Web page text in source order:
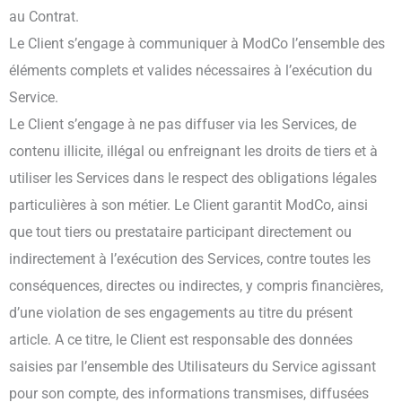
au Contrat.
Le Client s’engage à communiquer à ModCo l’ensemble des
éléments complets et valides nécessaires à l’exécution du
Service.
Le Client s’engage à ne pas diffuser via les Services, de
contenu illicite, illégal ou enfreignant les droits de tiers et à
utiliser les Services dans le respect des obligations légales
particulières à son métier. Le Client garantit ModCo, ainsi
que tout tiers ou prestataire participant directement ou
indirectement à l’exécution des Services, contre toutes les
conséquences, directes ou indirectes, y compris financières,
d’une violation de ses engagements au titre du présent
article. A ce titre, le Client est responsable des données
saisies par l’ensemble des Utilisateurs du Service agissant
pour son compte, des informations transmises, diffusées